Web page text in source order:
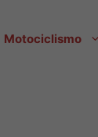
Motociclismo